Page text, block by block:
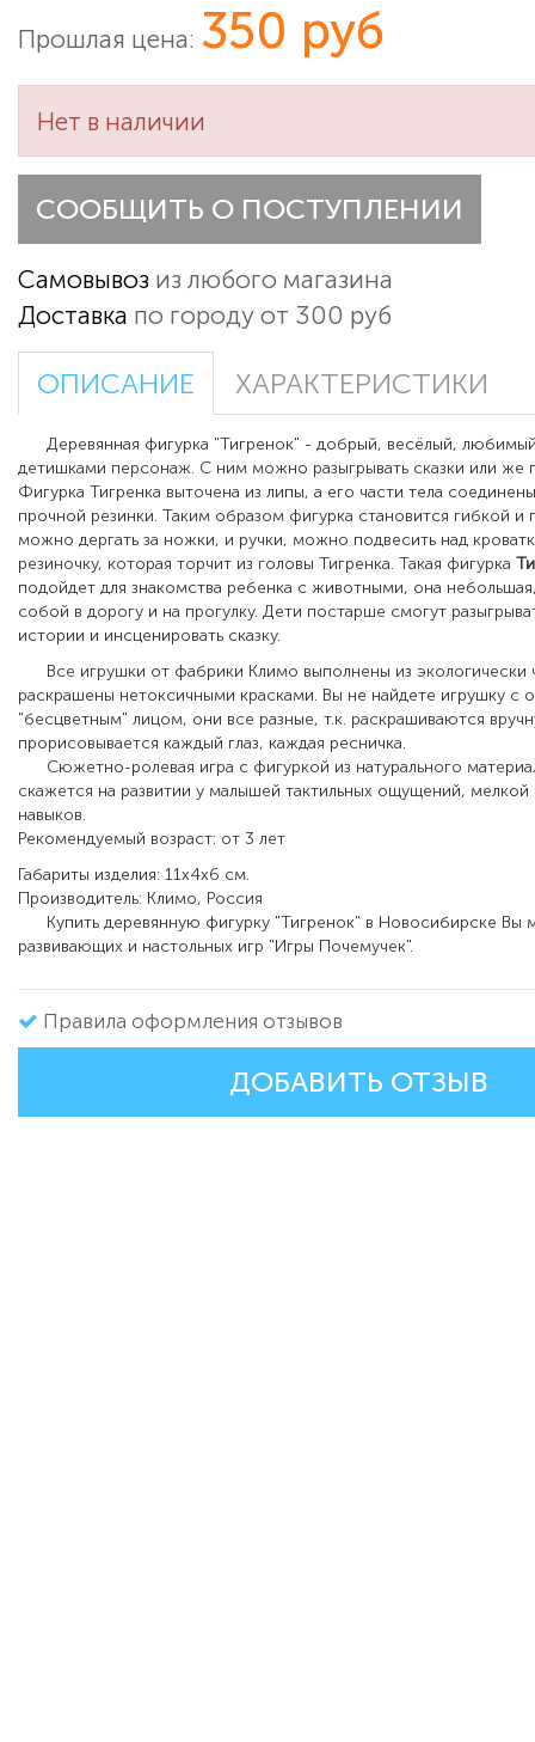
Прошлая цена: 350 руб
Нет в наличии
СООБЩИТЬ О ПОСТУПЛЕНИИ
Самовывоз из любого магазина
Доставка по городу от 300 руб
ОПИСАНИЕ ХАРАКТЕРИСТИКИ
Деревянная фигурка "Тигренок" - добрый, весёлый,
детишками персонаж. С ним можно разыгрывать сказки или же
Фигурка Тигренка выточена из липы, а его части тела
прочной резинки. Таким образом фигурка становится гибкой
можно дергать за ножки, и ручки, можно подвесить над
резиночку, которая торчит из головы Тигренка. Такая фигурка
подойдет для знакомства ребенка с животными, она
собой в дорогу и на прогулку. Дети постарше смогут
истории и инсценировать сказку.
Все игрушки от фабрики Климо выполнены из экологически
раскрашены нетоксичными красками. Вы не найдете игрушку с
"бесцветным" лицом, они все разные, т.к. раскрашиваются
прорисовывается каждый глаз, каждая ресничка.
Сюжетно-ролевая игра с фигуркой из натурального
скажется на развитии у малышей тактильных ощущений,
навыков.
Рекомендуемый возраст: от 3 лет
Габариты изделия: 11х4х6 см.
Производитель: Климо, Россия
Купить деревянную фигурку "Тигренок" в Новосибирске Вы
развивающих и настольных игр "Игры Почемучек".
Правила оформления отзывов
ДОБАВИТЬ ОТЗЫВ